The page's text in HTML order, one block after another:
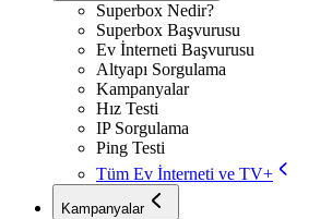
Superbox Nedir?
Superbox Başvurusu
Ev İnterneti Başvurusu
Altyapı Sorgulama
Kampanyalar
Hız Testi
IP Sorgulama
Ping Testi
Tüm Ev İnterneti ve TV+
Kampanyalar